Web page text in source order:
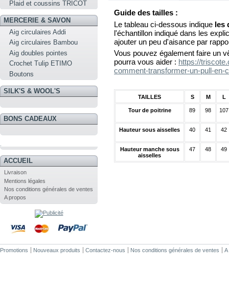
Plaid et coussins TRICOT
MERCERIE & SAVON
Aig circulaires Addi
Aig circulaires Bambou
Aig doubles pointes
Crochet Tulip ETIMO
Boutons
SILK'S & WOOL'S
BONS CADEAUX
ACCUEIL
Livraison
Mentions légales
Nos conditions générales de ventes
A propos
Guide des tailles :
Le tableau ci-dessous indique les
l'échantillon indiqué dans les
ajouter un peu d'aisance par
Vous pouvez également faire un
pourra vous aider : https://
comment-transformer-un-pull-en-
TAILLES S M L
Tour de poitrine 89 98 107
Hauteur sous aisselles 40 41 42
Hauteur manche sous
aisselles
47 48 49
Promotions Nouveaux produits Contactez-nous Nos conditions générales de ventes A